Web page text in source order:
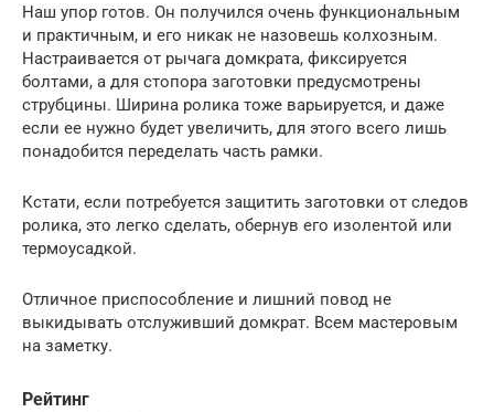
Наш упор готов. Он получился очень функциональным
и практичным, и его никак не назовешь колхозным.
Настраивается от рычага домкрата, фиксируется
болтами, а для стопора заготовки предусмотрены
струбцины. Ширина ролика тоже варьируется, и даже
если ее нужно будет увеличить, для этого всего лишь
понадобится переделать часть рамки.
Кстати, если потребуется защитить заготовки от следов
ролика, это легко сделать, обернув его изолентой или
термоусадкой.
Отличное приспособление и лишний повод не
выкидывать отслуживший домкрат. Всем мастеровым
на заметку.
Рейтинг